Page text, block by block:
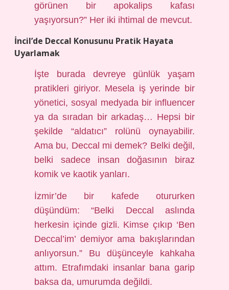
görünen bir apokalips kafası
yaşıyorsun?” Her iki ihtimal de mevcut.
İncil’de Deccal Konusunu Pratik Hayata
Uyarlamak
İşte burada devreye günlük yaşam
pratikleri giriyor. Mesela iş yerinde bir
yönetici, sosyal medyada bir influencer
ya da sıradan bir arkadaş… Hepsi bir
şekilde “aldatıcı” rolünü oynayabilir.
Ama bu, Deccal mi demek? Belki değil,
belki sadece insan doğasının biraz
komik ve kaotik yanları.
İzmir’de bir kafede otururken
düşündüm: “Belki Deccal aslında
herkesin içinde gizli. Kimse çıkıp ‘Ben
Deccal’im’ demiyor ama bakışlarından
anlıyorsun.” Bu düşünceyle kahkaha
attım. Etrafımdaki insanlar bana garip
baksa da, umurumda değildi.